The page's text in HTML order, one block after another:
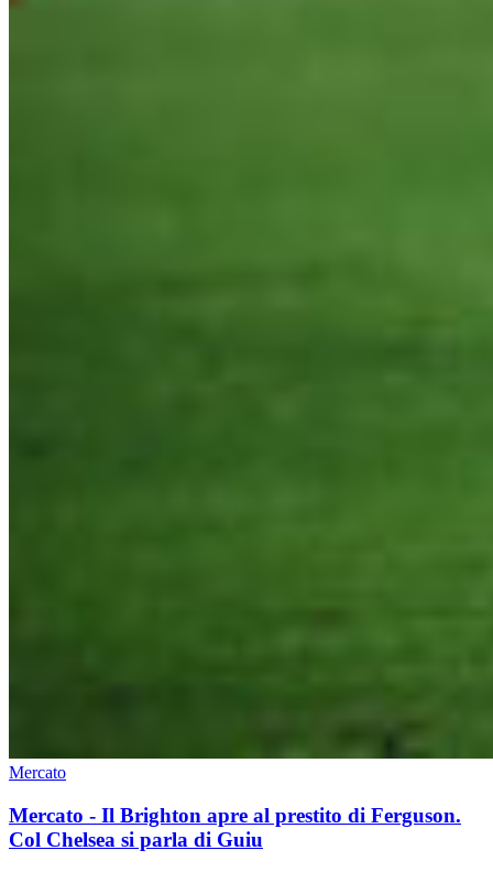
Mercato
Mercato - Il Brighton apre al prestito di Ferguson.
Col Chelsea si parla di Guiu